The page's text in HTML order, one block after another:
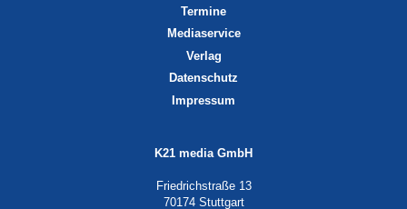
Termine
Mediaservice
Verlag
Datenschutz
Impressum
K21 media GmbH
Friedrichstraße 13
70174 Stuttgart